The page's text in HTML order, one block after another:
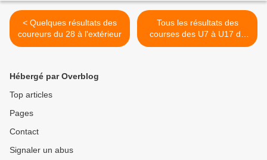
< Quelques résultats des
coureurs du 28 à l'extérieur
Tous les résultats des
courses des U7 à U17 du
jeudi 14 mai 2026 Au Gault
Hébergé par Overblog
Top articles
Pages
Contact
Signaler un abus